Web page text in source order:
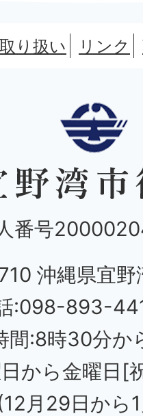
り扱い リンク
番号
沖縄県宜野
:098-893-
間:8時30分か
から金曜日[
月29日から